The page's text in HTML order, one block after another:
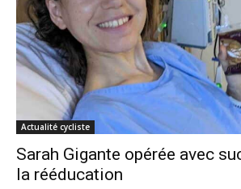
Actualité cycliste
Sarah Gigante opérée avec
la rééducation